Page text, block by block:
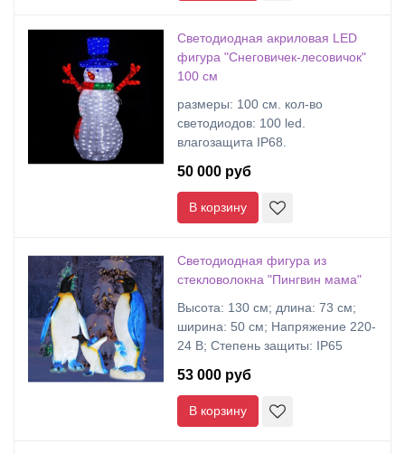
Светодиодная акриловая LED
фигура "Снеговичек-лесовичок"
100 см
размеры: 100 cм. кол-во
светодиодов: 100 led.
влагозащита IP68.
50 000 руб
В корзину
Светодиодная фигура из
стекловолокна "Пингвин мама"
Высота: 130 см; длина: 73 см;
ширина: 50 см; Напряжение 220-
24 В; Степень защиты: IP65
53 000 руб
В корзину